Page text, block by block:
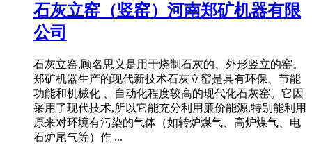
石灰立窑（竖窑）河南郑矿机器有限
公司
石灰立窑,顾名思义是用于烧制石灰的、外形竖立的窑。
郑矿机器生产的现代新技术石灰立窑是具有环保、节能
功能和机械化 、自动化程度较高的现代化石灰窑。它因
采用了现代技术,所以它能充分利用廉价能源,特别能利用
原来对环境有污染的气体（如转炉煤气、高炉煤气、电
石炉尾气等）作 ...